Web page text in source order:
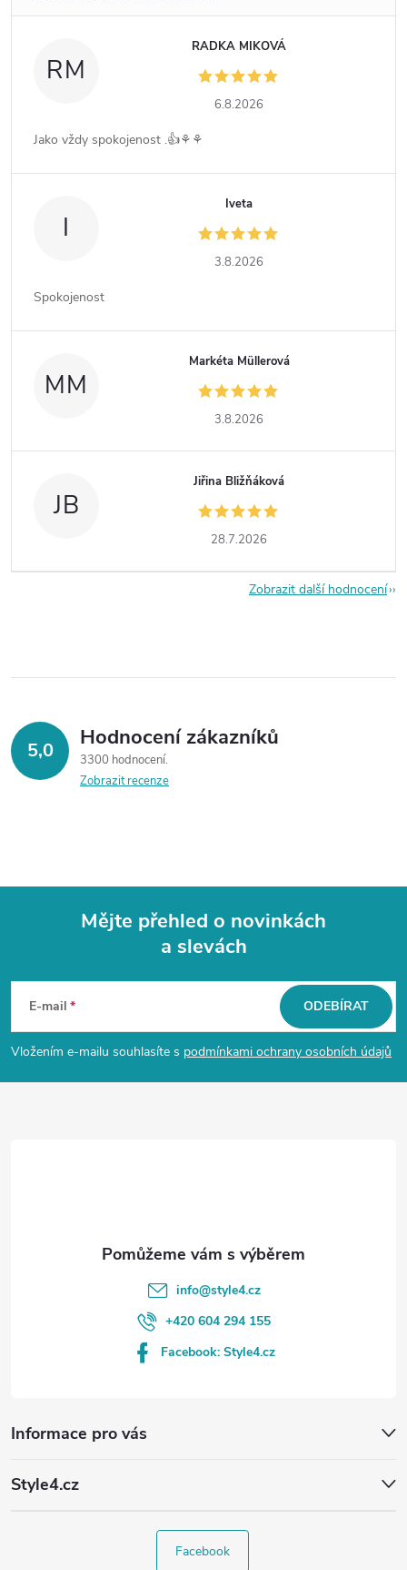
RM
RADKA MIKOVÁ
6.8.2026
Jako vždy spokojenost .👍⚘️⚘️
I
Iveta
3.8.2026
Spokojenost
MM
Markéta Müllerová
3.8.2026
JB
Jiřina Bližňáková
28.7.2026
Zobrazit další hodnocení
5,0 Hodnocení zákazníků
3300 hodnocení
Zobrazit recenze
p
Mějte přehled o novinkách
a slevách
E-mail
Vložením e-mailu souhlasíte s podmínkami ochrany osobních údajů
ODEBÍRAT
Informace pro vás
Style4.cz
info@style4.cz
+420 604 294 155
Facebook: Style4.cz
Facebook